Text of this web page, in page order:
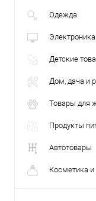
Одежда
Детские
Дом, дача и
Товары для
Продукты
Автотовары
Косметика